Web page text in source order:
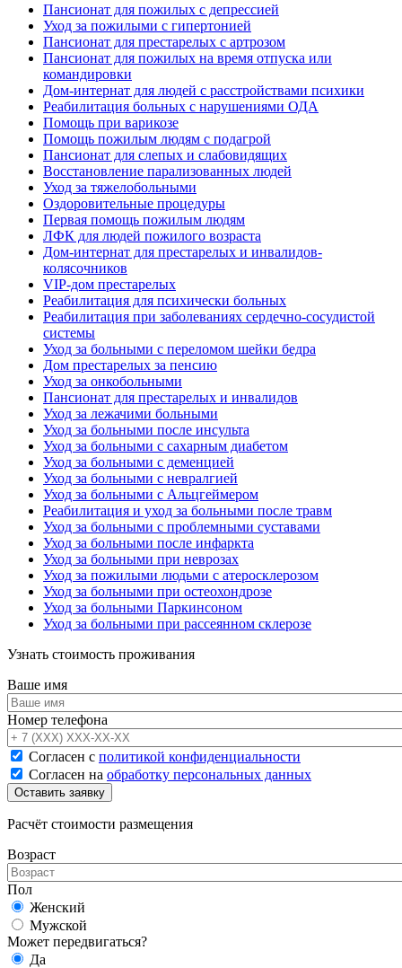
Пансионат для пожилых с депрессией
Уход за пожилыми с гипертонией
Пансионат для престарелых с артрозом
Пансионат для пожилых на время отпуска или
командировки
Дом-интернат для людей с расстройствами психики
Реабилитация больных с нарушениями ОДА
Помощь при варикозе
Помощь пожилым людям с подагрой
Пансионат для слепых и слабовидящих
Восстановление парализованных людей
Уход за тяжелобольными
Оздоровительные процедуры
Первая помощь пожилым людям
ЛФК для людей пожилого возраста
Дом-интернат для престарелых и инвалидов-
колясочников
VIP-дом престарелых
Реабилитация для психически больных
Реабилитация при заболеваниях сердечно-сосудистой
системы
Уход за больными с переломом шейки бедра
Дом престарелых за пенсию
Уход за онкобольными
Пансионат для престарелых и инвалидов
Уход за лежачими больными
Уход за больными после инсульта
Уход за больными с сахарным диабетом
Уход за больными с деменцией
Уход за больными с невралгией
Уход за больными с Альцгеймером
Реабилитация и уход за больными после травм
Уход за больными с проблемными суставами
Уход за больными после инфаркта
Уход за больными при неврозах
Уход за пожилыми людьми с атеросклерозом
Уход за больными при остеохондрозе
Уход за больными Паркинсоном
Уход за больными при рассеянном склерозе
Узнать стоимость проживания
Ваше имя
Номер телефона
Согласен с политикой конфиденциальности
Согласен на обработку персональных данных
Расчёт стоимости размещения
Возраст
Пол
Женский
Мужской
Может передвигаться?
Да